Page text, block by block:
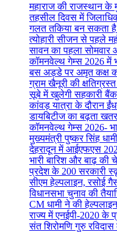
महाराज की राजस्थान के
तहसील दिवस में
गलत तकिया बन सकता है
त्योहारी सीजन से पहले
सावन का पहला
कॉमनवेल्थ गेम्स 2026 में
बस अड्डे पर अमृत कक्ष का
ग्राम खैनूरी की
सूबे में खुलेगी सहकारी बैंक
कांवड़ यात्रा के दौरान
डायबिटीज का बढ़ता
कॉमनवेल्थ गेम्स 2026-
मुख्यमंत्री पुष्कर सिंह
देहरादून में आईएफएस
भारी बारिश और बाढ़
प्रदेश के 200 सरकारी
सीएम हेल्पलाइन, रसोई
विधानसभा चुनाव की
CM धामी ने की
राज्य में एनईपी-2020 के
संत शिरोमणि गुरु